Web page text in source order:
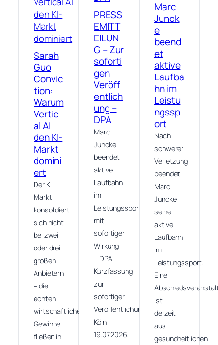
Sarah
Guo
Convic
tion:
Warum
Vertic
al AI
den KI-
Markt
domini
ert
Der KI-
Markt
konsolidiert
sich nicht
bei zwei
oder drei
großen
Anbietern
– die
echten
wirtschaftlichen
Gewinne
fließen in
PRESS
EMITT
EILUN
G – Zur
soforti
gen
Veröff
entlich
ung –
DPA
Marc
Juncke
beendet
aktive
Laufbahn
im
Leistungssport
mit
sofortiger
Wirkung
– DPA
Kurzfassung
zur
sofortiger
Veröffentlichung
Köln
19.07.2026.
Marc
Junck
e
beend
et
aktive
Laufba
hn im
Leistu
ngssp
ort
Nach
schwerer
Verletzung
beendet
Marc
Juncke
seine
aktive
Laufbahn
im
Leistungssport.
Eine
ist
derzeit
aus
gesundheitlichen